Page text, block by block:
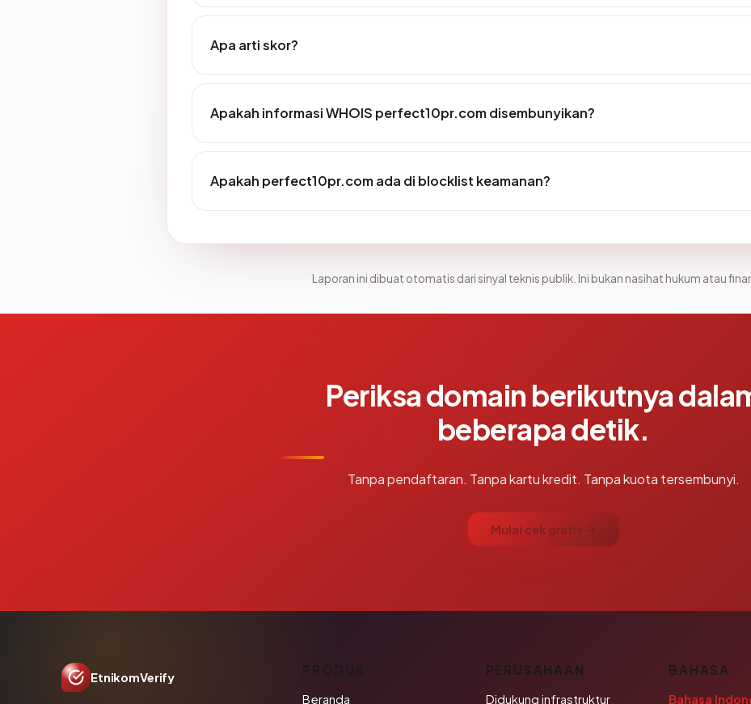
Apa arti skor?
Apakah informasi WHOIS perfect10pr.com disembunyikan?
Apakah perfect10pr.com ada di blocklist keamanan?
Laporan ini dibuat otomatis dari sinyal teknis publik. Ini bukan nasihat hukum atau
Periksa domain berikutnya
beberapa detik.
Tanpa pendaftaran. Tanpa kartu kredit. Tanpa kuota tersembunyi.
Mulai cek gratis →
EtnikomVerify PRODUK
Beranda
PERUSAHAAN
Didukung infrastruktur
BAHASA
Bahasa